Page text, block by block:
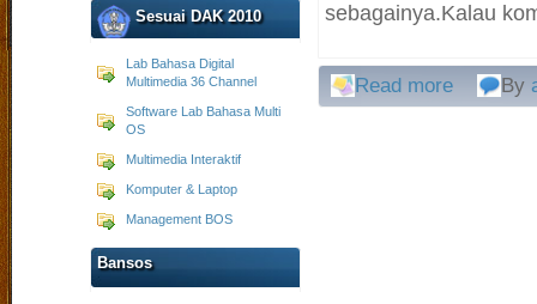
Sesuai DAK 2010
Lab Bahasa Digital
Multimedia 36 Channel
Software Lab Bahasa Multi
OS
Multimedia Interaktif
Komputer & Laptop
Management BOS
Bansos
sebagainya.Kalau
Read more By